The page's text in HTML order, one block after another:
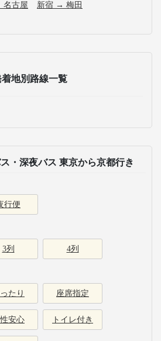
古屋
新宿 → 梅田
着地別路線一覧
・深夜バス 東京から京都行き
行便
3列 4列
たり 座席指定
安心 トイレ付き